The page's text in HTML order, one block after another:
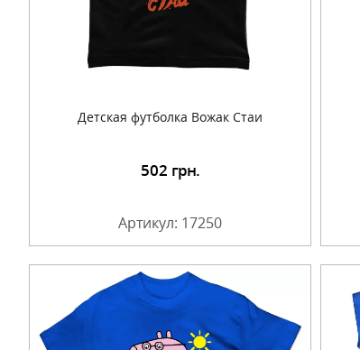
Детская футболка Вожак Стаи
502 грн.
Артикул: 17250
Подробнее